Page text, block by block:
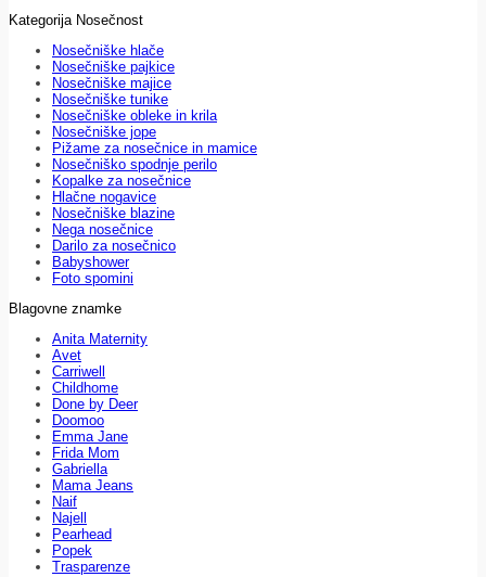
Kategorija Nosečnost
Nosečniške hlače
Nosečniške pajkice
Nosečniške majice
Nosečniške tunike
Nosečniške obleke in krila
Nosečniške jope
Pižame za nosečnice in mamice
Nosečniško spodnje perilo
Kopalke za nosečnice
Hlačne nogavice
Nosečniške blazine
Nega nosečnice
Darilo za nosečnico
Babyshower
Foto spomini
Blagovne znamke
Anita Maternity
Avet
Carriwell
Childhome
Done by Deer
Doomoo
Emma Jane
Frida Mom
Gabriella
Mama Jeans
Naif
Najell
Pearhead
Popek
Trasparenze